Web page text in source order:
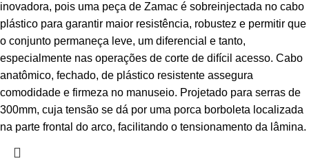
inovadora, pois uma peça de Zamac é sobreinjectada no cabo
plástico para garantir maior resistência, robustez e permitir que
o conjunto permaneça leve, um diferencial e tanto,
especialmente nas operações de corte de difícil acesso. Cabo
anatômico, fechado, de plástico resistente assegura
comodidade e firmeza no manuseio. Projetado para serras de
300mm, cuja tensão se dá por uma porca borboleta localizada
na parte frontal do arco, facilitando o tensionamento da lâmina.